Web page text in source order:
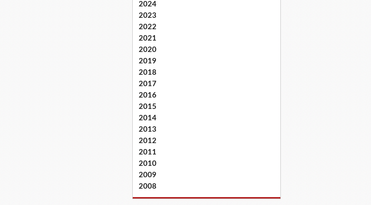
2024
2023
2022
2021
2020
2019
2018
2017
2016
2015
2014
2013
2012
2011
2010
2009
2008